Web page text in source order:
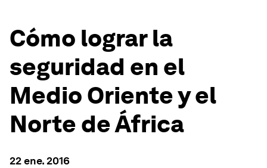
Cómo lograr la
seguridad en el
Medio Oriente y el
Norte de África
22 ene. 2016